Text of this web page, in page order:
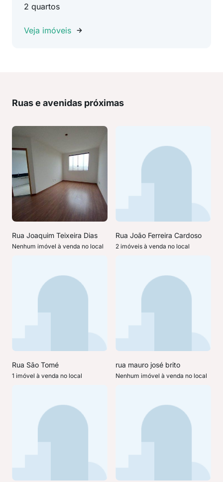
2 quartos
Veja imóveis
Ruas e avenidas próximas
Rua Joaquim Teixeira Dias
Nenhum imóvel à venda no local
Rua João Ferreira Cardoso
2 imóveis à venda no local
Rua São Tomé
1 imóvel à venda no local
rua mauro josé brito
Nenhum imóvel à venda no local